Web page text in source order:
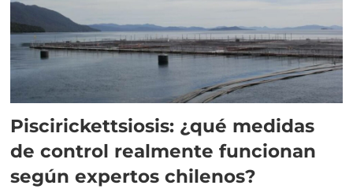
Piscirickettsiosis: ¿qué medidas
de control realmente funcionan
según expertos chilenos?